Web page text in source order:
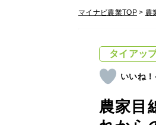
マイナビ農業TOP> 農
タイアッ
農家目